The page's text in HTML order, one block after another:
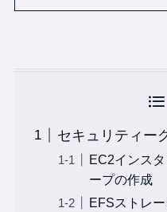
セキュリティー
EC2インス
ープの作成
EFSストレ